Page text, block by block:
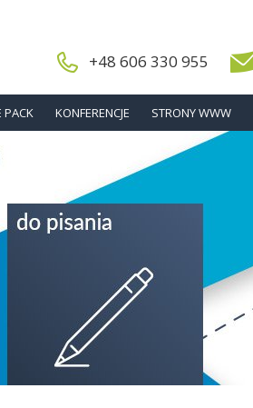
+48 606 330 955
PACK KONFERENCJE STRONY WWW